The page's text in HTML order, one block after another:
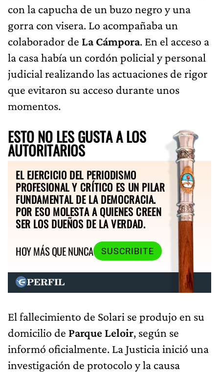
con la capucha de un buzo negro y una
gorra con visera. Lo acompañaba un
colaborador de La Cámpora. En el acceso a
la casa había un cordón policial y personal
judicial realizando las actuaciones de rigor
que evitaron su acceso durante unos
momentos.
ESTO NO LES GUSTA A LOS
AUTORITARIOS
EL EJERCICIO DEL PERIODISMO
PROFESIONAL Y CRÍTICO ES UN PILAR
FUNDAMENTAL DE LA DEMOCRACIA.
POR ESO MOLESTA A QUIENES CREEN
SER LOS DUEÑOS DE LA VERDAD.
HOY MÁS QUE NUNCA
SUSCRIBITE
El fallecimiento de Solari se produjo en su
domicilio de Parque Leloir, según se
informó oficialmente. La Justicia inició una
investigación de protocolo y la causa